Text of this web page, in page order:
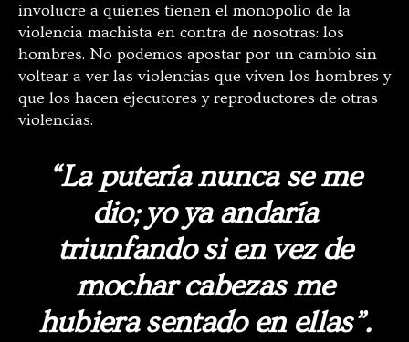
involucre a quienes tienen el monopolio de la
violencia machista en contra de nosotras: los
hombres. No podemos apostar por un cambio sin
voltear a ver las violencias que viven los hombres y
que los hacen ejecutores y reproductores de otras
violencias.
“La putería nunca se me
dio; yo ya andaría
triunfando si en vez de
mochar cabezas me
hubiera sentado en ellas”.